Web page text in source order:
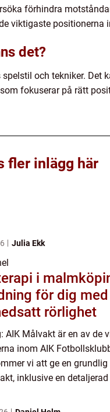
förhindra
viktigaste positionerna
det?
och tekniker. Det
fokuserar på rätt
fler inlägg här
Julia Ekk
i
för dig
rörlighet
AIK Målvakt är en av de
inom AIK
vi att ge en
inklusive en
och d...